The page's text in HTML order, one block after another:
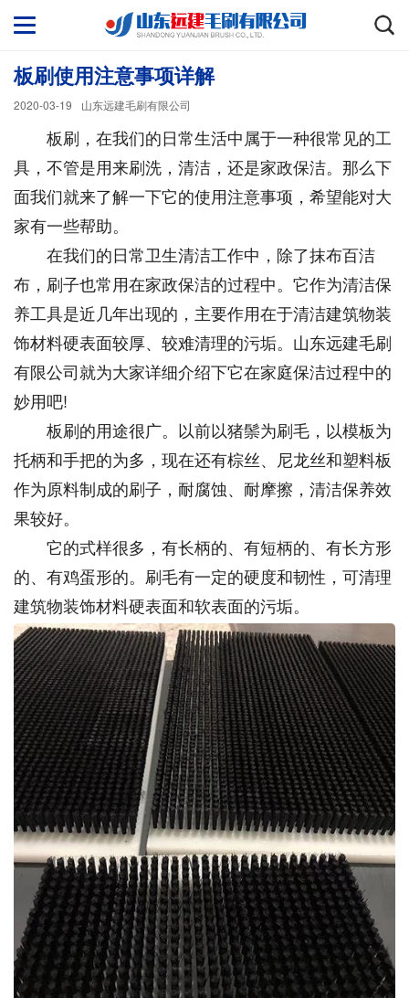
板刷使用注意事项详解
2020-03-19 山东远建毛刷有限公司
板刷，在我们的日常生活中属于一种很常见的工
具，不管是用来刷洗，清洁，还是家政保洁。那么下
面我们就来了解一下它的使用注意事项，希望能对大
家有一些帮助。
在我们的日常卫生清洁工作中，除了抹布百洁
布，刷子也常用在家政保洁的过程中。它作为清洁保
养工具是近几年出现的，主要作用在于清洁建筑物装
饰材料硬表面较厚、较难清理的污垢。山东远建毛刷
有限公司就为大家详细介绍下它在家庭保洁过程中的
妙用吧!
板刷的用途很广。以前以猪鬃为刷毛，以模板为
托柄和手把的为多，现在还有棕丝、尼龙丝和塑料板
作为原料制成的刷子，耐腐蚀、耐摩擦，清洁保养效
果较好。
它的式样很多，有长柄的、有短柄的、有长方形
的、有鸡蛋形的。刷毛有一定的硬度和韧性，可清理
建筑物装饰材料硬表面和软表面的污垢。